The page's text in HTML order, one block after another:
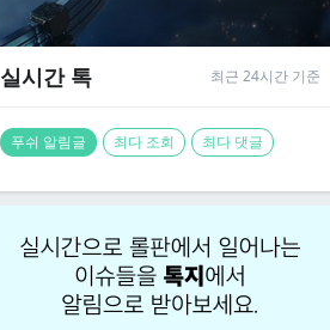
실시간 톡 최근 24시간 기준
푸쉬 알림글 최다 조회 최다 댓글